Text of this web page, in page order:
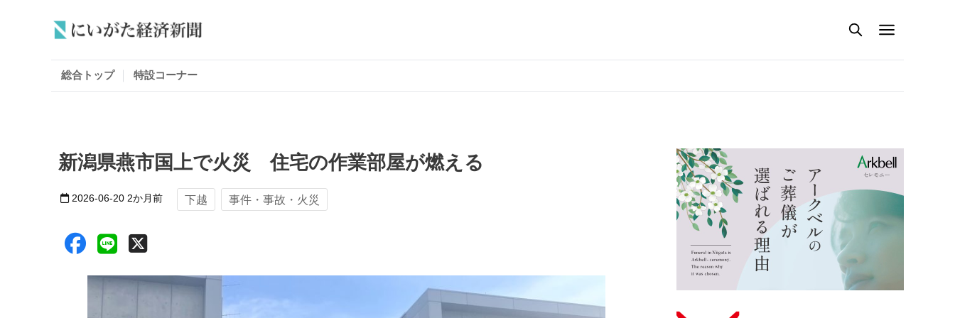
総合トップ 特設コーナー
新潟県燕市国上で火災 住宅の作業部屋が燃える
2026-06-20 2か月前 下越 事件・事故・火災